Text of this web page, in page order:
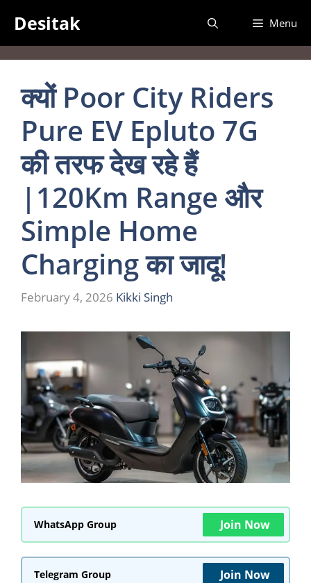
content
Desitak Menu
क्यों Poor City Riders
Pure EV Epluto 7G
की तरफ देख रहे हैं
|120Km Range और
Simple Home
Charging का जादू!
February 4, 2026 Kikki Singh
WhatsApp Group Join Now
Telegram Group Join Now